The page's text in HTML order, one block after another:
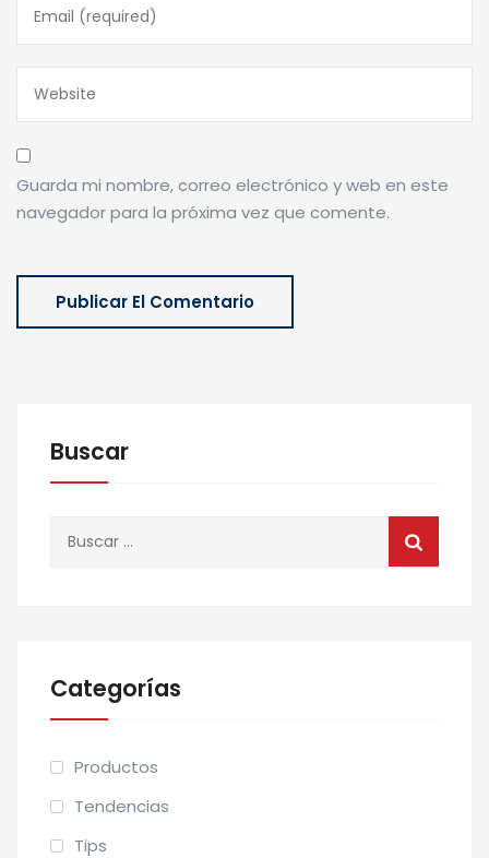
Guarda mi nombre, correo electrónico y web en este
navegador para la próxima vez que comente.
Buscar
Categorías
Productos
Tendencias
Tips